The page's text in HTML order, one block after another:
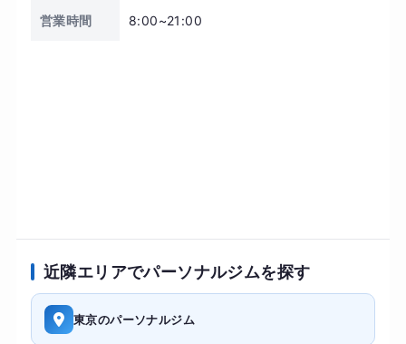
営業時間 8:00~21:00
近隣エリアでパーソナルジムを探す
東京のパーソナルジム